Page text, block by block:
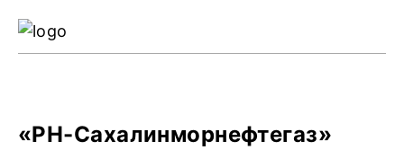
«РН-Сахалинморнефтегаз»